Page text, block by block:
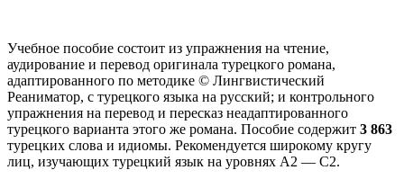
Учебное пособие состоит из упражнения на чтение,
аудирование и перевод оригинала турецкого романа,
адаптированного по методике © Лингвистический
Реаниматор, с турецкого языка на русский; и контрольного
упражнения на перевод и пересказ неадаптированного
турецкого варианта этого же романа. Пособие содержит 3 863
турецких слова и идиомы. Рекомендуется широкому кругу
лиц, изучающих турецкий язык на уровнях А2 — С2.